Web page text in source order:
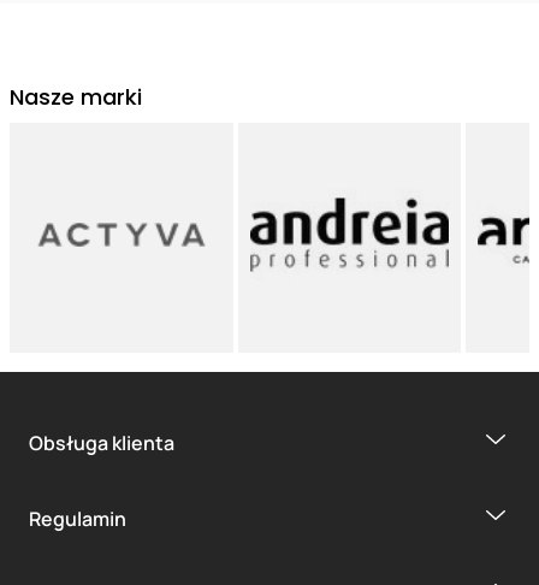
Nasze marki
Obsługa klienta
Regulamin